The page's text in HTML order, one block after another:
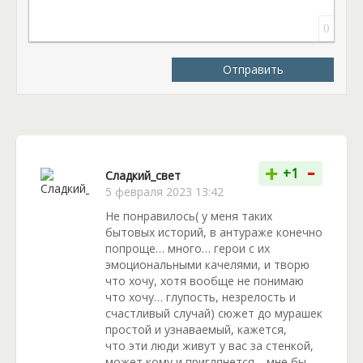
необычное предложение – стать членом одного
закрытого клуба. В этом заведении все обличены в
маски, здесь возможно все, чего желаешь и что
приемлет партнер. Тут Дарья примерит и свою
0
Отправить
Сладкий_свет
5 февраля 2023 13:42
+ +1 -
Не понравилось( у меня таких
бытовых историй, в антураже конечно
попроще… много… герои с их
эмоциональными качелями, и творю
что хочу, хотя вообще не понимаю
что хочу… глупость, незрелость и
счастливый случай) сюжет до мурашек
простой и узнаваемый, кажется,
что эти люди живут у вас за стенкой,